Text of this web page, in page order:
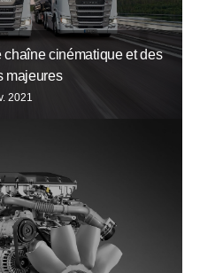
cinématique et des
majeures
2021